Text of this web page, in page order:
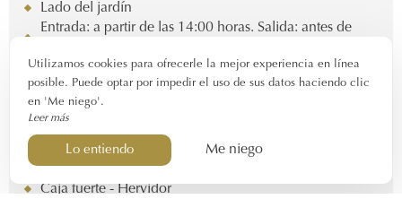
Lado del jardín
Entrada: a partir de las 14:00 horas. Salida: antes de
Equipo
Amplio tocador
Productos de bienvenida con etiqueta ecológica
Caja fuerte - Hervidor
Utilizamos cookies para ofrecerle la mejor experiencia en línea
posible. Puede optar por impedir el uso de sus datos haciendo clic
en 'Me niego'.
Leer más
Lo entiendo Me niego